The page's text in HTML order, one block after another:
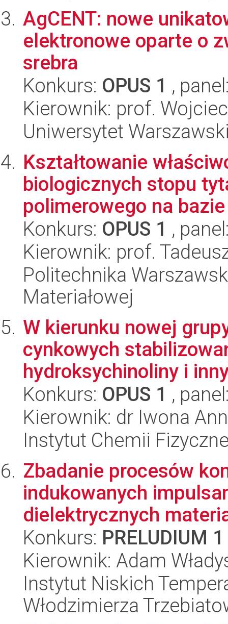
AgCENT: nowe
elektronowe oparte o
srebra
Konkurs: OPUS 1 ,
Kierownik: prof.
Uniwersytet
Kształtowanie
biologicznych stopu
polimerowego na
Konkurs: OPUS 1 ,
Kierownik: prof.
Politechnika
Materiałowej
W kierunku nowej
cynkowych
hydroksychinoliny i
Konkurs: OPUS 1 ,
Kierownik: dr Iwona
Instytut Chemii
Zbadanie procesów
indukowanych
dielektrycznych
Konkurs: PRELUDIUM 1
Kierownik: Adam
Instytut Niskich
Włodzimierza